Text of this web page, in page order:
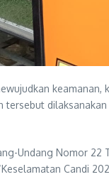
keamanan,
dilaksanakan
Undang Nomor
Candi